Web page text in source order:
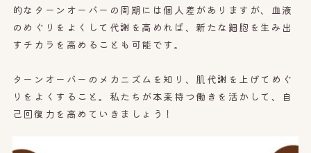
的なターンオーバーの周期には個人差がありますが、血液
のめぐりをよくして代謝を高めれば、新たな細胞を生み出
すチカラを高めることも可能です。
ターンオーバーのメカニズムを知り、肌代謝を上げてめぐ
りをよくすること。私たちが本来持つ働きを活かして、自
己回復力を高めていきましょう！